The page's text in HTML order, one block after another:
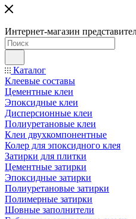
Интернет-магазин
Каталог
Клеевые составы
Цементные клеи
Эпоксидные клеи
Дисперсионные клеи
Полиуретановые клеи
Клеи двухкомпонентные
Колер для эпоксидного клея
Затирки для плитки
Цементные затирки
Эпоксидные затирки
Полиуретановые затирки
Полимерные затирки
Шовные заполнители